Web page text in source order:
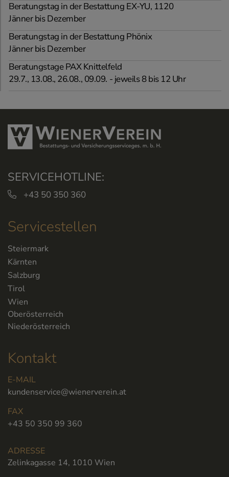
Beratungstag in der Bestattung EX-YU, 1120
Jänner bis Dezember
Beratungstag in der Bestattung Phönix
Jänner bis Dezember
Beratungstage PAX Knittelfeld
29.7., 13.08., 26.08., 09.09. - jeweils 8 bis 12 Uhr
SERVICEHOTLINE:
+43 50 350 360
Kontakt
E-MAIL
kundenservice@wienerverein.at
FAX
+43 50 350 99 360
ADRESSE
Zelinkagasse 14, 1010 Wien
Servicestellen
Steiermark
Kärnten
Salzburg
Tirol
Wien
Oberösterreich
Niederösterreich